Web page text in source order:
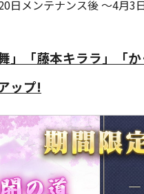
日メンテナンス後 ～4月3
」「藤本キララ」「か
ップ!